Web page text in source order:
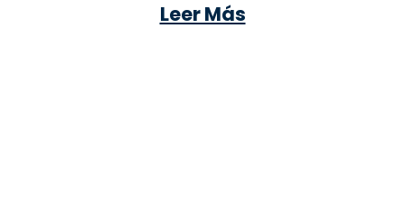
Leer Más